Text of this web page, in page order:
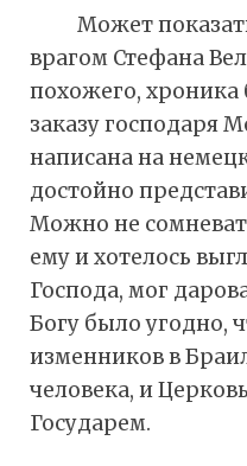
Может
врагом Стефана
похожего, хроника
заказу господаря
написана на
достойно
Можно не
ему и хотелось
Господа, мог
Богу было угодно,
изменников в
человека, и
Государем.